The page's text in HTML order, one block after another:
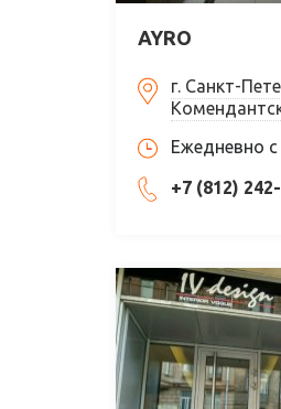
AYRO
г. Санкт-
Ежедневно
+7 (812)